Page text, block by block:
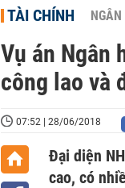
TÀI CHÍNH
Vụ án Ngân
công lao và
07:52 | 28/06/2018
Đại diện
cao, có